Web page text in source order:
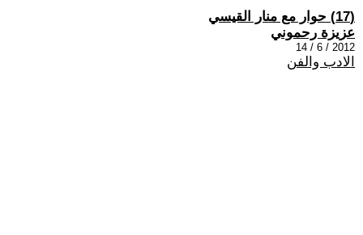
(17) حوار مع منار القيسي
عزيزة رحموني
2012 / 6 / 14
الادب والفن